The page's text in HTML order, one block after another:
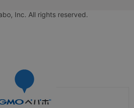
Inc. All rights reserved.